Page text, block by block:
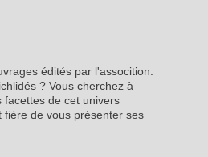
édités par l'assocition.
? Vous cherchez à
facettes de cet univers
de vous présenter ses